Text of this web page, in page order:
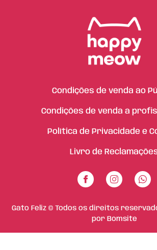
Condições de venda ao
Condições de venda a
Política de Privacidade e
Livro de
Gato Feliz © Todos os direitos
por Bomsite